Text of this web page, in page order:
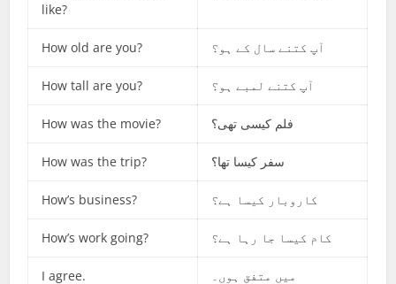
like?
How old are you? آپ کتنے سال کے ہو؟
How tall are you? آپ کتنے لمبے ہو؟
How was the movie? فلم کیسی تھی؟
How was the trip? سفر کیسا تھا؟
How’s business? کاروبار کیسا ہے؟
How’s work going? کام کیسا جا رہا ہے؟
I agree. میں متفق ہوں۔